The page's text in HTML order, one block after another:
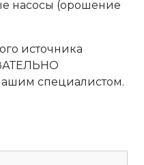
насосы (орошение
источника
специалистом.